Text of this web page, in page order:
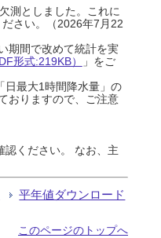
測としました。これに
さい。（2026年7月22
期間で改めて統計を実
形式:219KB）
」をご
日最大1時間降水量」の
おりますので、ご注意
ください。 なお、主
平年値ダウンロード
このページのトップへ